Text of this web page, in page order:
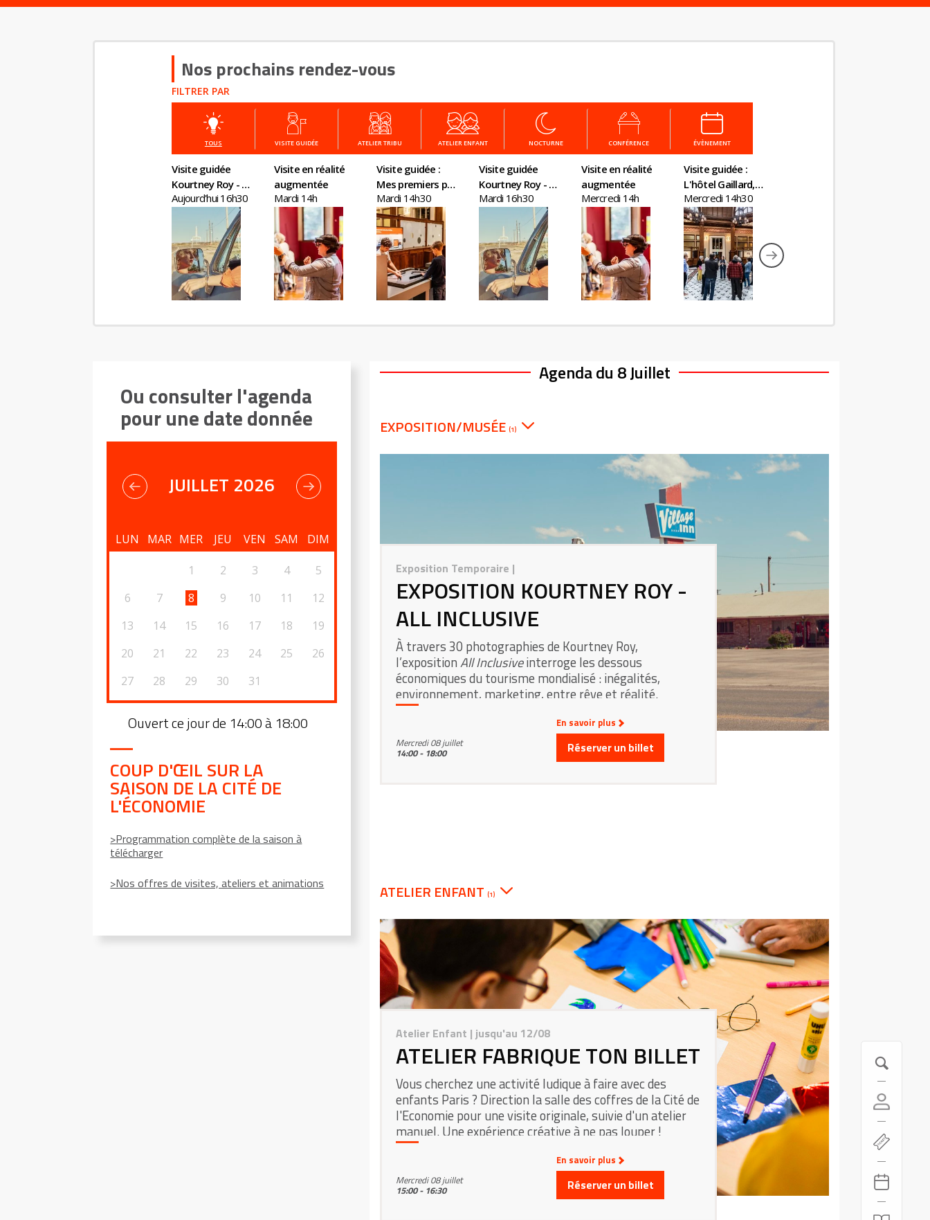
Nos prochains rendez-vous
FILTRER PAR
TOUS VISITE GUIDÉE ATELIER TRIBU ATELIER ENFANT NOCTURNE CONFÉRENCE ÉVÈNEMENT
Visite guidée
Kourtney Roy - All
Inclusive
Aujourd'hui 16h30
Visite en réalité
augmentée
Mardi 14h
Visite guidée :
Mes premiers pas
en économie
Mardi 14h30
Visite guidée
Kourtney Roy - All
Inclusive
Mardi 16h30
Visite en réalité
augmentée
Mercredi 14h
Visite guidée :
L'hôtel Gaillard,
un château en
plein Paris
Mercredi 14h30
Ou consulter l'agenda
pour une date donnée
JUILLET 2026
LUN MAR MER JEU VEN SAM DIM
1 2 3 4
5
6
7 8 9 10 11
12
13
14 15 16 17 18
19
20
21 22 23 24 25
26
27
28 29 30 31
Ouvert ce jour de 14:00 à 18:00
COUP D'ŒIL SUR LA
SAISON DE LA CITÉ DE
L'ÉCONOMIE
>Programmation complète de la saison à
télécharger
>Nos offres de visites, ateliers et animations
Agenda du 8Juillet
EXPOSITION/MUSÉE(1)
Exposition Temporaire |
EXPOSITION KOURTNEY ROY -
ALL INCLUSIVE
À travers 30 photographies de Kourtney Roy,
l’expositionAll Inclusiveinterroge les dessous
économiques du tourisme mondialisé : inégalités,
environnement, marketing, entre rêve et réalité.
Mercredi 08 juillet
14:00 - 18:00
En savoir plus
Réserver un billet
ATELIER ENFANT(1)
Atelier Enfant | jusqu'au 12/08
ATELIER FABRIQUE TON BILLET
Vous cherchez une activité ludique à faire avec des
enfants Paris ? Direction la salle des coffres de la Cité de
l'Economie pour une visite originale, suivie d'un atelier
manuel. Une expérience créative à ne pas louper !
Mercredi 08 juillet
15:00 - 16:30
En savoir plus
Réserver un billet